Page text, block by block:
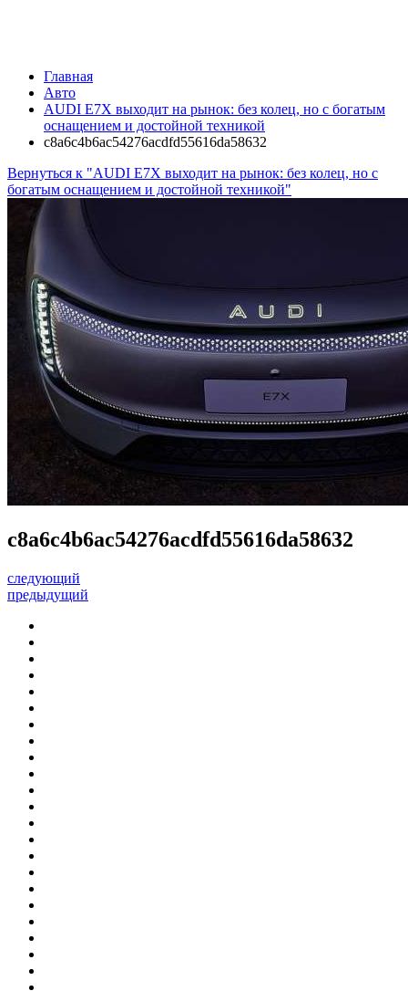
Главная
Авто
AUDI E7X выходит на рынок: без колец, но с богатым
оснащением и достойной техникой
c8a6c4b6ac54276acdfd55616da58632
Вернуться к "AUDI E7X выходит на рынок: без колец, но с
богатым оснащением и достойной техникой"
c8a6c4b6ac54276acdfd55616da58632
следующий
предыдущий